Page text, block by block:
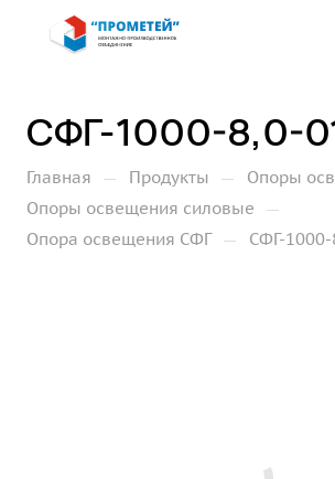
СФГ-1000-8,0-
Главная — Продукты — Опоры
Опоры освещения силовые —
Опора освещения СФГ — СФГ-1000-